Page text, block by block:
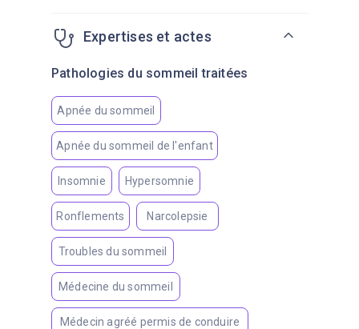
Expertises et actes
Pathologies du sommeil traitées
Apnée du sommeil
Apnée du sommeil de l'enfant
Insomnie
Ronflements
Troubles du sommeil
Médecine du sommeil
Médecin agréé permis de conduire
Hypersomnie
Narcolepsie